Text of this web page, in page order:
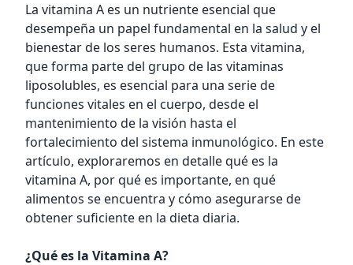
La vitamina A es un nutriente esencial que
desempeña un papel fundamental en la salud y el
bienestar de los seres humanos. Esta vitamina,
que forma parte del grupo de las vitaminas
liposolubles, es esencial para una serie de
funciones vitales en el cuerpo, desde el
mantenimiento de la visión hasta el
fortalecimiento del sistema inmunológico. En este
artículo, exploraremos en detalle qué es la
vitamina A, por qué es importante, en qué
alimentos se encuentra y cómo asegurarse de
obtener suficiente en la dieta diaria.
¿Qué es la Vitamina A?